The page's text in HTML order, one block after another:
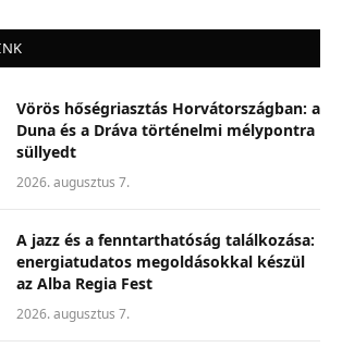
Vörös hőségriasztás Horvátországban: a
Duna és a Dráva történelmi mélypontra
süllyedt
2026. augusztus 7.
A jazz és a fenntarthatóság találkozása:
energiatudatos megoldásokkal készül
az Alba Regia Fest
2026. augusztus 7.